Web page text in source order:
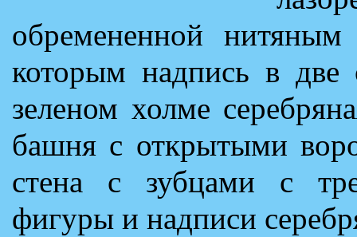
обремененной
которым надпись в
зеленом холме
башня с открытыми
стена с зубцами с
фигуры и надписи